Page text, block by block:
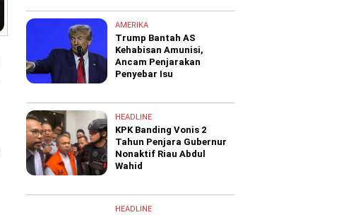
AMERIKA
Trump Bantah AS
Kehabisan Amunisi,
Ancam Penjarakan
Penyebar Isu
HEADLINE
KPK Banding Vonis 2
Tahun Penjara Gubernur
Nonaktif Riau Abdul
Wahid
HEADLINE